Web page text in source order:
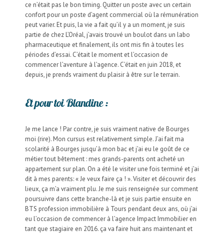
ce n’était pas le bon timing. Quitter un poste avec un certain
confort pour un poste d’agent commercial où la rémunération
peut varier. Et puis, la vie a fait qu’il y a un moment, je suis
partie de chez L’Oréal, j’avais trouvé un boulot dans un labo
pharmaceutique et finalement, ils ont mis fin à toutes les
périodes d’essai. C’était le moment et l’occasion de
commencer l’aventure à l’agence. C’était en juin 2018, et
depuis, je prends vraiment du plaisir à être sur le terrain.
Et pour toi Blandine :
Je me lance ! Par contre, je suis vraiment native de Bourges
moi (rire). Mon cursus est relativement simple. J’ai fait ma
scolarité à Bourges jusqu’à mon bac et j’ai eu le goût de ce
métier tout bêtement : mes grands-parents ont acheté un
appartement sur plan. On a été le visiter une fois terminé et j’ai
dit à mes parents: « Je veux faire ça ! ». Visiter et découvrir des
lieux, ça m’a vraiment plu. Je me suis renseignée sur comment
poursuivre dans cette branche-là et je suis partie ensuite en
BTS profession immobilière à Tours pendant deux ans, où j’ai
eu l’occasion de commencer à l’agence Impact Immobilier en
tant que stagiaire en 2016. ça va faire huit ans maintenant et